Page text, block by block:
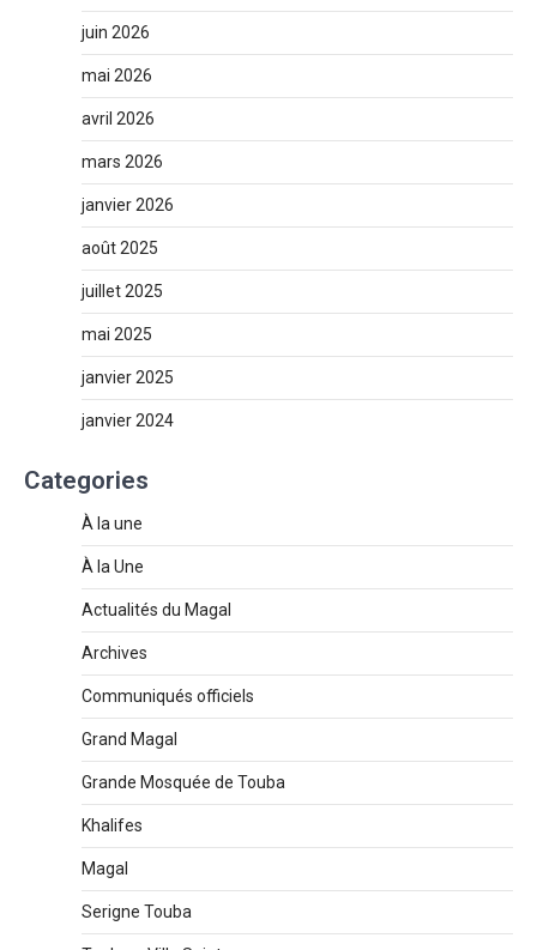
juin 2026
mai 2026
avril 2026
mars 2026
janvier 2026
août 2025
juillet 2025
mai 2025
janvier 2025
janvier 2024
Categories
À la une
À la Une
Actualités du Magal
Archives
Communiqués officiels
Grand Magal
Grande Mosquée de Touba
Khalifes
Magal
Serigne Touba